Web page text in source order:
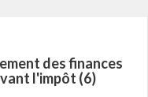
des finances
l'impôt (6)